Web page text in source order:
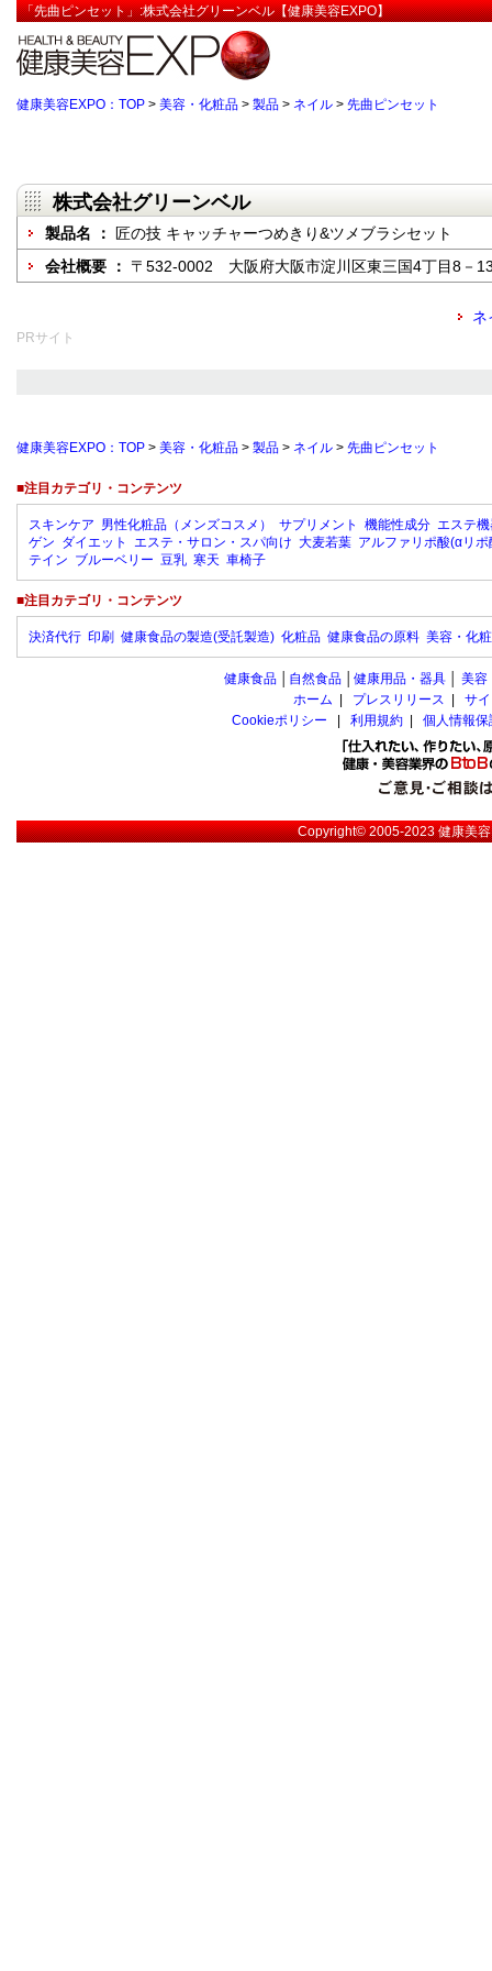
「先曲ピンセット」:株式会社グリーンベル【健康美容EXPO】
健康美容EXPO：TOP > 美容・化粧品 > 製品 > ネイル > 先曲ピンセット
株式会社グリーンベル
製品名 ：
匠の技 キャッチャーつめきり&ツメブラシセット
会社概要 ： 〒532-0002 大阪府大阪市淀川区東三国4丁目8－
ネ
PRサイト
健康美容EXPO：TOP > 美容・化粧品 > 製品 > ネイル > 先曲ピンセット
■注目カテゴリ・コンテンツ
スキンケア 男性化粧品（メンズコスメ） サプリメント 機能性成分 エステ
ゲン ダイエット エステ・サロン・スパ向け 大麦若葉 アルファリポ酸(αリポ
テイン ブルーベリー 豆乳 寒天 車椅子
■注目カテゴリ・コンテンツ
決済代行 印刷 健康食品の製造(受託製造) 化粧品 健康食品の原料 美容・化
健康食品 自然食品 健康用品・器具 美容
ホーム
プレスリリース
サ
Cookieポリシー
利用規約 個人情報
Copyright© 2005-2023健康美